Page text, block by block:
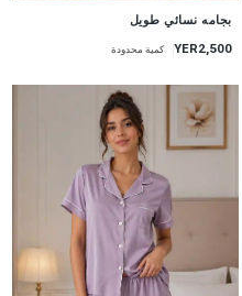
جديد
بجامه نسائي طويل
YER2,500 كمية محدودة